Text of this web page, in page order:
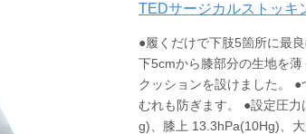
TEDサージカルストッキ
●履くだけで下肢5箇所に最
下5cmから膝部分の生地を
クッションを設けました。
むれも防ぎます。 ●設定圧
g)、膝上 13.3hPa(10Hg)、大